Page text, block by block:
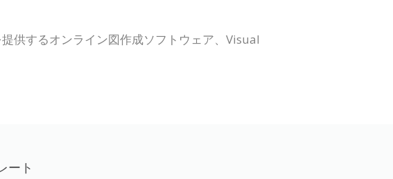
供するオンライン図作成ソフトウェア、Visual
ート